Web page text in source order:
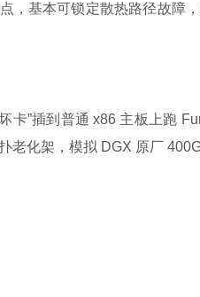
，基本可锁定散热路径故障
”插到普通 x86 主板上跑
化架，模拟 DGX 原厂